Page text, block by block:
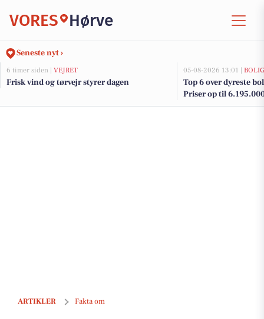
VORES Hørve
Seneste nyt ›
6 timer siden | VEJRET
Frisk vind og tørvejr styrer dagen
05-08-2026 13:01 |
Top 6 over dyreste
Priser op til
ARTIKLER Fakta om
Indbrudsraten i Odsherred Kommune er faldet